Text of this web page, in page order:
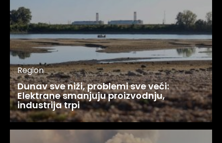
Region
Dunav sve niži, problemi sve veći:
Elektrane smanjuju proizvodnju,
industrija trpi